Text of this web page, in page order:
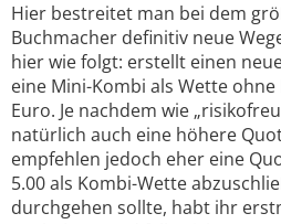
Hier bestreitet man bei dem
Buchmacher definitiv neue
hier wie folgt: erstellt einen
eine Mini-Kombi als Wette
Euro. Je nachdem wie
natürlich auch eine höhere
empfehlen jedoch eher eine
5.00 als Kombi-Wette
durchgehen sollte, habt ihr